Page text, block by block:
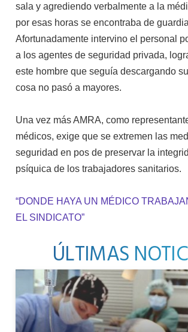
sala y agrediendo verbalmente a la
por esas horas se encontraba de
Afortunadamente intervino el personal
a los agentes de seguridad privada,
este hombre que seguía descargando
cosa no pasó a mayores.
Una vez más AMRA, como
médicos, exige que se extremen las
seguridad en pos de preservar la
psíquica de los trabajadores sanitarios.
“DONDE HAYA UN MÉDICO
EL SINDICATO”
ÚLTIMAS